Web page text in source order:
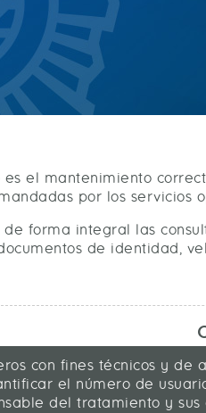
el mantenimiento
por los servicios
de forma integral las
de identidad,
con fines técnicos y de
el número de
del tratamiento y